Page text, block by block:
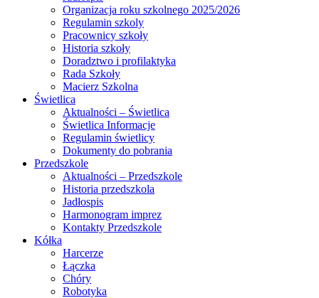
Organizacja roku szkolnego 2025/2026
Regulamin szkoly
Pracownicy szkoły
Historia szkoły
Doradztwo i profilaktyka
Rada Szkoły
Macierz Szkolna
Świetlica
Aktualności – Świetlica
Świetlica Informacje
Regulamin świetlicy
Dokumenty do pobrania
Przedszkole
Aktualności – Przedszkole
Historia przedszkola
Jadłospis
Harmonogram imprez
Kontakty Przedszkole
Kółka
Harcerze
Łączka
Chóry
Robotyka